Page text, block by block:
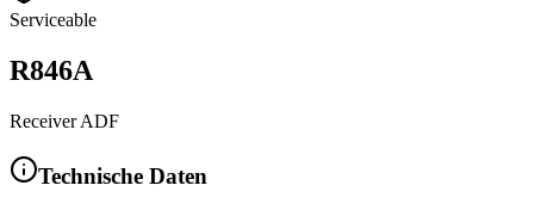
Serviceable
R846A
Receiver ADF
Technische Daten